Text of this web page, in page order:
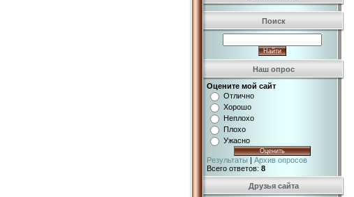
Поиск
Наш опрос
Оцените мой сайт
Отлично
Хорошо
Неплохо
Плохо
Ужасно
Результаты | Архив опросов
Всего ответов: 8
Друзья сайта